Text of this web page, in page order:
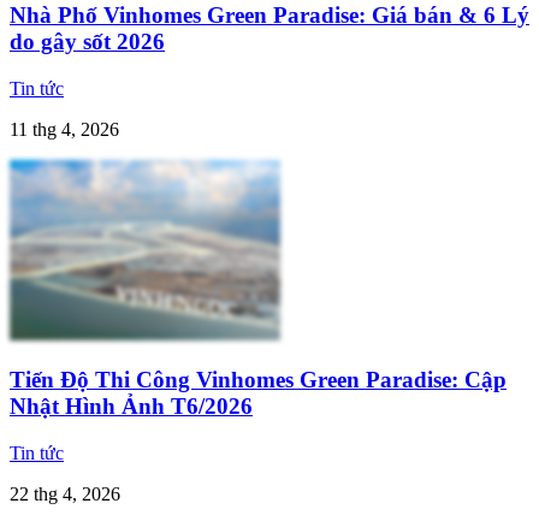
Nhà Phố Vinhomes Green Paradise: Giá bán & 6 Lý
do gây sốt 2026
Tin tức
11 thg 4, 2026
Tiến Độ Thi Công Vinhomes Green Paradise: Cập
Nhật Hình Ảnh T6/2026
Tin tức
22 thg 4, 2026